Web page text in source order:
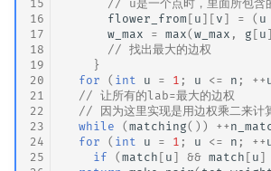
15
16
17
18
19
20
21
22
23
24
25
// u是一个点时，里面所包含
flower_from [ u ][ v ] = ( u
w_max
= max(w_max , g [ u
// 找出最大的边权
}
for
( int u = 1 ; u <= n ; ++
// 让所有的lab=最大的边权
// 因为这里实现是用边权乘二来计
while
(matching()) ++
for
( int u = 1 ; u <= n ; ++
if
(match [ u ] && match [ u ]